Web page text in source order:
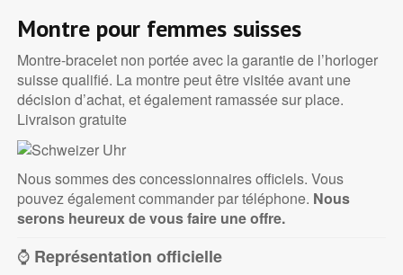
Montre pour femmes suisses
Montre-bracelet non portée avec la garantie de l’horloger
suisse qualifié. La montre peut être visitée avant une
décision d’achat, et également ramassée sur place.
Livraison gratuite
Nous sommes des concessionnaires officiels. Vous
pouvez également commander par téléphone. Nous
serons heureux de vous faire une offre.
⌚ Représentation officielle